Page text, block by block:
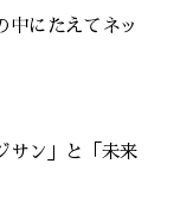
にたえてネッ
サン」と「未来